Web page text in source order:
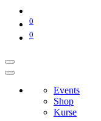
0
0
Events
Shop
Kurse